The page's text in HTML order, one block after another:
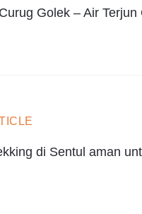
Golek – Air
di Sentul aman